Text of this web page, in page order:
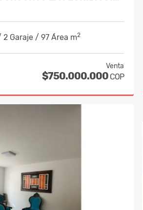
Garaje / 97 Área m2
Venta
$750.000.000 COP